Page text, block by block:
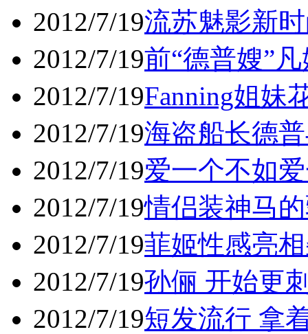
2012/7/19流苏魅影新
2012/7/19前“德普嫂”
2012/7/19Fanning姐妹
2012/7/19海盗船长德
2012/7/19爱一个不如
2012/7/19情侣装神马
2012/7/19菲姬性感亮
2012/7/19孙俪 开始更
2012/7/19短发流行 拿